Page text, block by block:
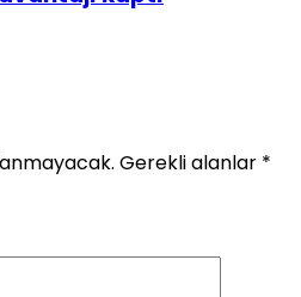
Gerekli alanlar *